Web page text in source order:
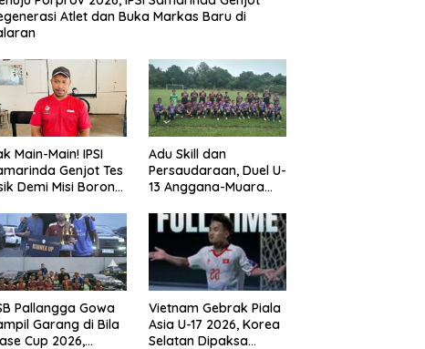
Atlet dan Buka Markas Baru di
Main-Main! IPSI
Genjot Tes
Demi Misi Borong
2026
Adu Skill dan
Persaudaraan, Duel U-
13 Anggana-Muara
Meriah
Pallangga Gowa
Garang di Bila
Cup 2026,
Vietnam Gebrak Piala
Asia U-17 2026, Korea
Selatan Dipaksa